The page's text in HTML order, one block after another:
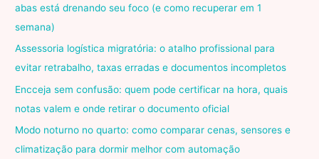
abas está drenando seu foco (e como recuperar em 1
semana)
Assessoria logística migratória: o atalho profissional para
evitar retrabalho, taxas erradas e documentos incompletos
Encceja sem confusão: quem pode certificar na hora, quais
notas valem e onde retirar o documento oficial
Modo noturno no quarto: como comparar cenas, sensores e
climatização para dormir melhor com automação